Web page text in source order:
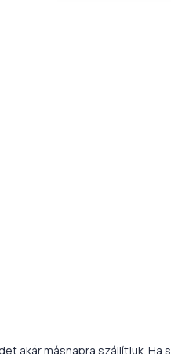
akár másnapra szállítjuk. Ha